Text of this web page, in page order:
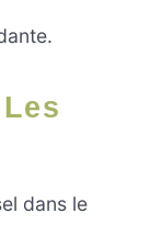
dans le